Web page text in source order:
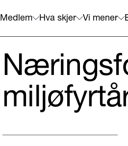
Medlem Hva skjer Vi mener